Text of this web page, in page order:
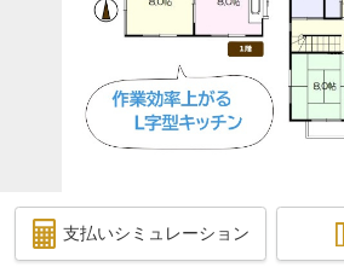
支払いシミュレーション